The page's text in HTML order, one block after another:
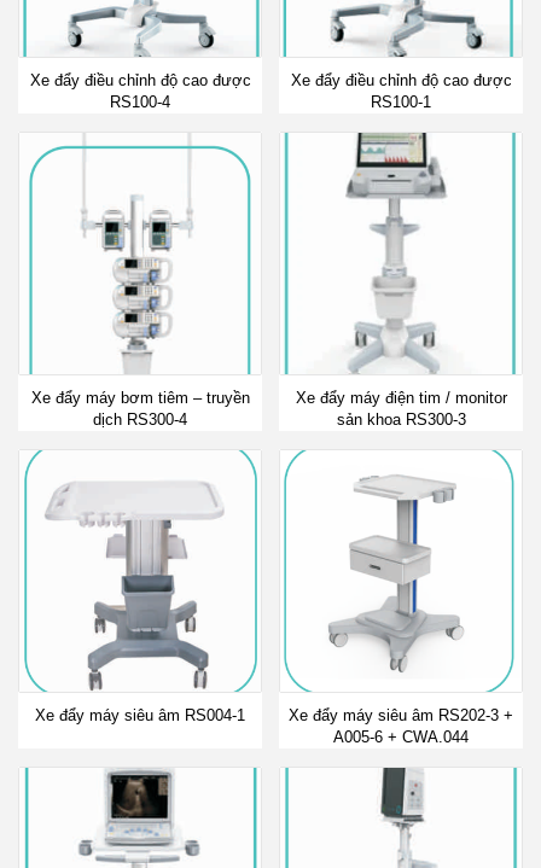
Xe đẩy điều chỉnh độ cao được
RS100-4
Xe đẩy điều chỉnh độ cao được
RS100-1
Xe đẩy máy bơm tiêm – truyền
dịch RS300-4
Xe đẩy máy điện tim / monitor
sản khoa RS300-3
Xe đẩy máy siêu âm RS004-1
Xe đẩy máy siêu âm RS202-3 +
A005-6 + CWA.044